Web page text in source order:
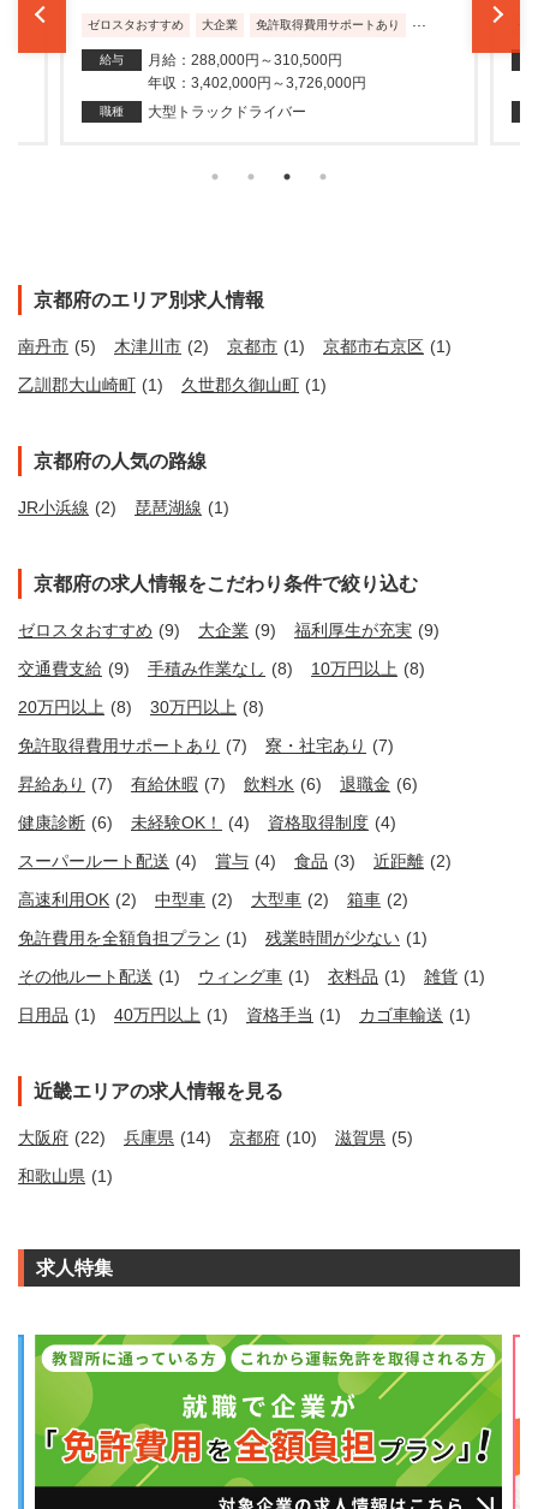
ゼロスタおすすめ 大企業 免許取得費用サポートあり
給与
月給：288,000円～310,500円
年収：3,402,000円～3,726,000円
職種 大型トラックドライバー
京都府のエリア別求人情報
南丹市 (5) 木津川市 (2) 京都市 (1) 京都市右京区 (1)
乙訓郡大山崎町 (1) 久世郡久御山町 (1)
京都府の人気の路線
JR小浜線 (2) 琵琶湖線 (1)
京都府の求人情報をこだわり条件で絞り込む
ゼロスタおすすめ (9) 大企業 (9) 福利厚生が充実 (9)
交通費支給 (9) 手積み作業なし (8) 10万円以上 (8)
20万円以上 (8) 30万円以上 (8)
免許取得費用サポートあり (7) 寮・社宅あり (7)
昇給あり (7) 有給休暇 (7) 飲料水 (6) 退職金 (6)
健康診断 (6) 未経験OK！ (4) 資格取得制度 (4)
スーパールート配送 (4) 賞与 (4) 食品 (3) 近距離 (2)
高速利用OK (2) 中型車 (2) 大型車 (2) 箱車 (2)
免許費用を全額負担プラン (1) 残業時間が少ない (1)
その他ルート配送 (1) ウィング車 (1) 衣料品 (1) 雑貨 (1)
日用品 (1) 40万円以上 (1) 資格手当 (1) カゴ車輸送 (1)
近畿エリアの求人情報を見る
大阪府 (22) 兵庫県 (14) 京都府 (10) 滋賀県 (5)
和歌山県 (1)
求人特集